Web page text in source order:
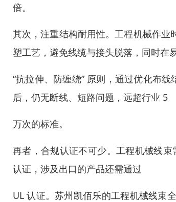
倍。
其次，注重结构耐用性。工程机械作
塑工艺，避免线缆与接头脱落，同时在
“抗拉伸、防缠绕” 原则，通过优化布
后，仍无断线、短路问题，远超行业 5
万次的标准。
再者，合规认证不可少。工程机械线
认证，涉及出口的产品还需通过
UL 认证。苏州凯佰乐的工程机械线束